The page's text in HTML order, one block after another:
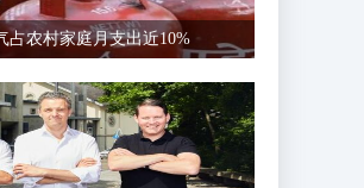
占农村家庭月支出近10%